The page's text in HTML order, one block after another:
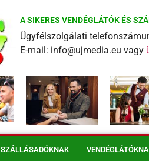
A SIKERES VENDÉGLÁTÓK ÉS
Ügyfélszolgálati
E-mail: info@ujmedia.eu vagy
SZÁLLÁSADÓKNAK